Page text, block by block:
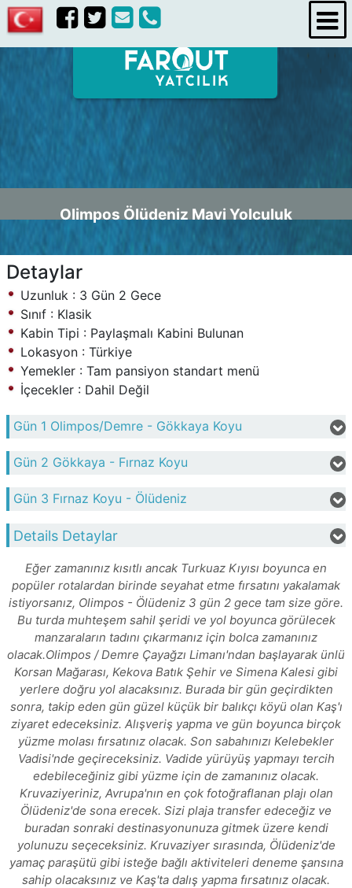
iletişim
Olimpos Ölüdeniz Mavi Yolculuk
Detaylar
Uzunluk : 3 Gün 2 Gece
Sınıf : Klasik
Kabin Tipi : Paylaşmalı Kabini Bulunan
Lokasyon : Türkiye
Yemekler : Tam pansiyon standart menü
İçecekler : Dahil Değil
Gün 1 Olimpos/Demre - Gökkaya Koyu
Gün 2 Gökkaya - Fırnaz Koyu
Gün 3 Fırnaz Koyu - Ölüdeniz
Details Detaylar
Eğer zamanınız kısıtlı ancak Turkuaz Kıyısı boyunca en
popüler rotalardan birinde seyahat etme fırsatını yakalamak
istiyorsanız, Olimpos - Ölüdeniz 3 gün 2 gece tam size göre.
Bu turda muhteşem sahil şeridi ve yol boyunca görülecek
manzaraların tadını çıkarmanız için bolca zamanınız
olacak.Olimpos / Demre Çayağzı Limanı'ndan başlayarak ünlü
Korsan Mağarası, Kekova Batık Şehir ve Simena Kalesi gibi
yerlere doğru yol alacaksınız. Burada bir gün geçirdikten
sonra, takip eden gün güzel küçük bir balıkçı köyü olan Kaş'ı
ziyaret edeceksiniz. Alışveriş yapma ve gün boyunca birçok
yüzme molası fırsatınız olacak. Son sabahınızı Kelebekler
Vadisi'nde geçireceksiniz. Vadide yürüyüş yapmayı tercih
edebileceğiniz gibi yüzme için de zamanınız olacak.
Kruvaziyeriniz, Avrupa'nın en çok fotoğraflanan plajı olan
Ölüdeniz'de sona erecek. Sizi plaja transfer edeceğiz ve
buradan sonraki destinasyonunuza gitmek üzere kendi
yolunuzu seçeceksiniz. Kruvaziyer sırasında, Ölüdeniz'de
yamaç paraşütü gibi isteğe bağlı aktiviteleri deneme şansına
sahip olacaksınız ve Kaş'ta dalış yapma fırsatınız olacak.